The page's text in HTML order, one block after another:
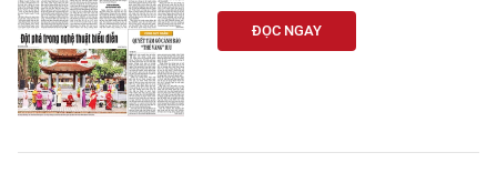
ĐỌC NGAY